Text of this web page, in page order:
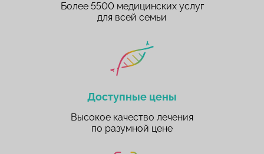
Более 5500 медицинских услуг
для всей семьи
Доступные цены
Высокое качество лечения
по разумной цене